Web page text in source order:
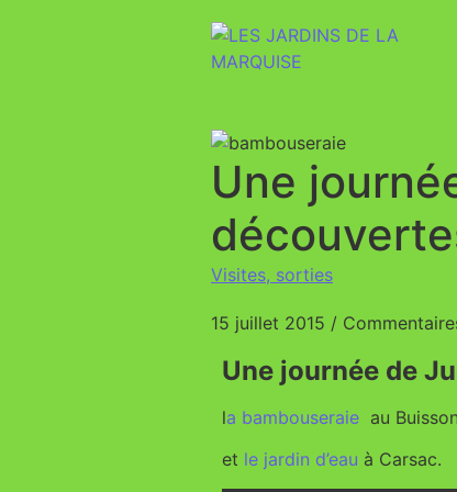
Une
Visites, sorties
15 juillet 2015 /
Une journée de
la bambouseraie au
et le jardin d’eau à Carsac.